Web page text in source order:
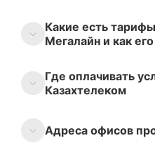
Какие есть
Мегалайн и как
Где оплачивать
Казахтелеком
Адреса офисов